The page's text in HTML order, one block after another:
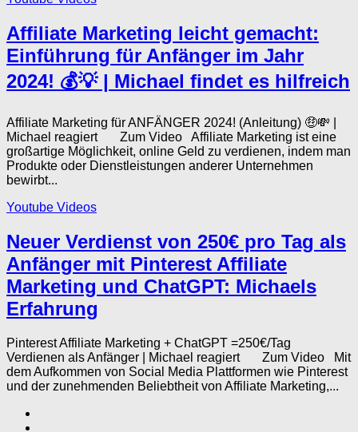
Affiliate Marketing leicht gemacht:
Einführung für Anfänger im Jahr
2024! 💰💡 | Michael findet es hilfreich
Affiliate Marketing für ANFÄNGER 2024! (Anleitung) 🤑💸 |
Michael reagiert Zum Video Affiliate Marketing ist eine
großartige Möglichkeit, online Geld zu verdienen, indem man
Produkte oder Dienstleistungen anderer Unternehmen
bewirbt...
Youtube Videos
Neuer Verdienst von 250€ pro Tag als
Anfänger mit Pinterest Affiliate
Marketing und ChatGPT: Michaels
Erfahrung
Pinterest Affiliate Marketing + ChatGPT =250€/Tag
Verdienen als Anfänger | Michael reagiert Zum Video Mit
dem Aufkommen von Social Media Plattformen wie Pinterest
und der zunehmenden Beliebtheit von Affiliate Marketing,...